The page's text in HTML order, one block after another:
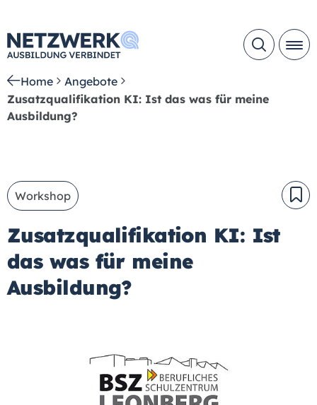
Home
Angebote
Zusatzqualifikation KI: Ist das was für meine
Ausbildung?
Workshop
Zusatzqualifikation KI: Ist
das was für meine
Ausbildung?